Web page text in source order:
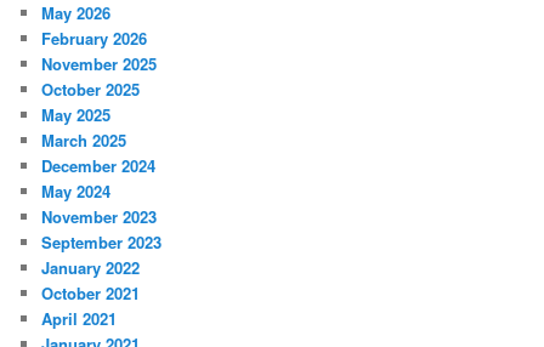
May 2026
February 2026
November 2025
October 2025
May 2025
March 2025
December 2024
May 2024
November 2023
September 2023
January 2022
October 2021
April 2021